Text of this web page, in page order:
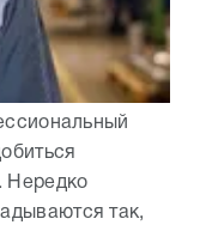
Нередко
так,